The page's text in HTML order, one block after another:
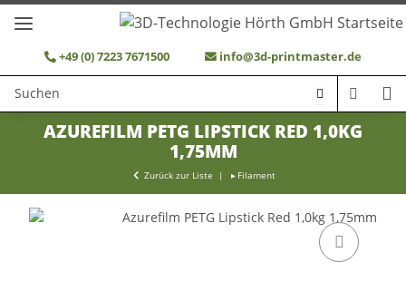
+49 (0) 7223 7671500 info@3d-printmaster.de
AZUREFILM PETG LIPSTICK RED 1,0KG
1,75MM
Zurück zur Liste Filament